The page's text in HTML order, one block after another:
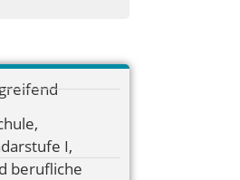
,
I,
berufliche